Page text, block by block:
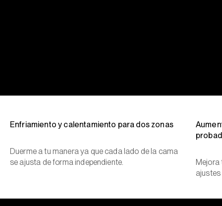
Enfriamiento y calentamiento para dos zonas
Duerme a tu manera ya que cada lado de la cama
se ajusta de forma independiente.
Mejora